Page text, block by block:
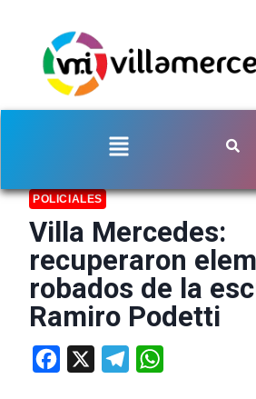
POLICIALES
Villa Mercedes:
recuperaron
robados de la
Ramiro Podetti
Facebook Telegram